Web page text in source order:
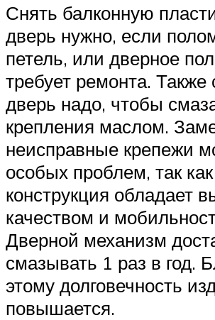
Снять балконную
дверь нужно, если
петель, или дверное
требует ремонта. Также
дверь надо, чтобы
крепления маслом.
неисправные крепежи
особых проблем, так как
конструкция обладает
качеством и
Дверной механизм
смазывать 1 раз в год.
этому долговечность
повышается.